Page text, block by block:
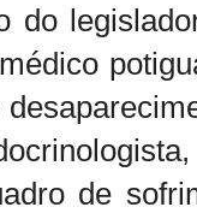
do
de